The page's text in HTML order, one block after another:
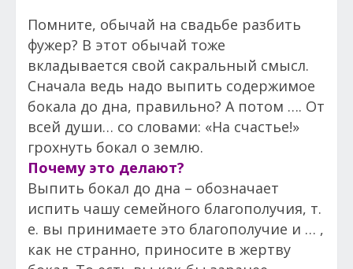
Помните, обычай на свадьбе разбить
фужер? В этот обычай тоже
вкладывается свой сакральный смысл.
Сначала ведь надо выпить содержимое
бокала до дна, правильно? А потом …. От
всей души… со словами: «На счастье!»
грохнуть бокал о землю.
Почему это делают?
Выпить бокал до дна – обозначает
испить чашу семейного благополучия, т.
е. вы принимаете это благополучие и … ,
как не странно, приносите в жертву